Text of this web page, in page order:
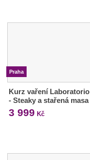
Praha
Kurz vaření Laboratorio
- Steaky a stařená masa
3 999 Kč